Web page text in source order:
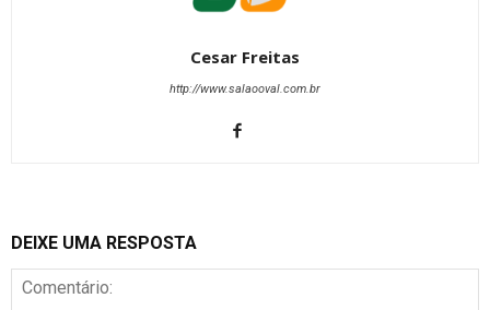
Cesar Freitas
http://www.salaooval.com.br
DEIXE UMA RESPOSTA